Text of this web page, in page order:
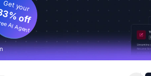
Get your
off
AI Agent